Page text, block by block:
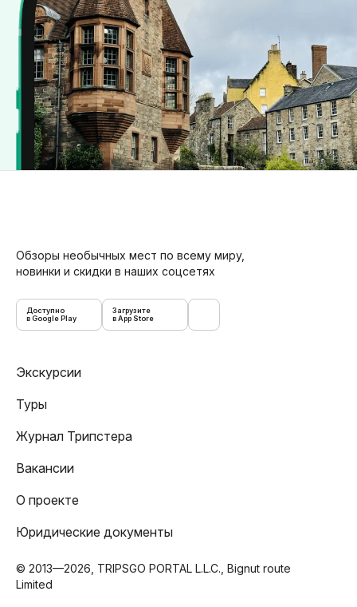
Обзоры необычных мест по всему миру,
новинки и скидки в наших соцсетях
Доступно
в Google Play
Загрузите
в App Store
Экскурсии
Туры
Журнал Трипстера
Вакансии
О проекте
Юридические документы
© 2013—2026, TRIPSGO PORTAL L.L.C., Bignut route
Limited